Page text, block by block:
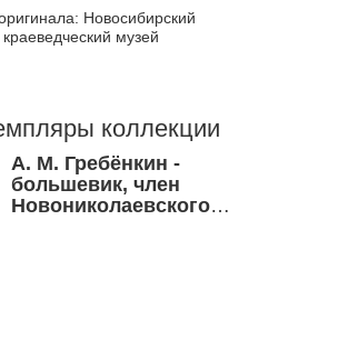
Новосибирский
музей
коллекции
А. М. Гребёнкин -
большевик, член
Новониколаевского